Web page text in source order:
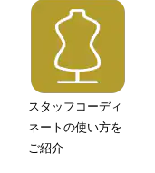
スタッフコーディ
ネートの使い方を
ご紹介